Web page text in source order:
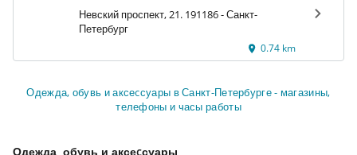
Невский проспект, 21. 191186 - Санкт-
Петербург
0.74 km
Одежда, обувь и аксеcсуары в Санкт-Петербурге - магазины,
телефоны и часы работы
Одежда, обувь и аксеcсуары